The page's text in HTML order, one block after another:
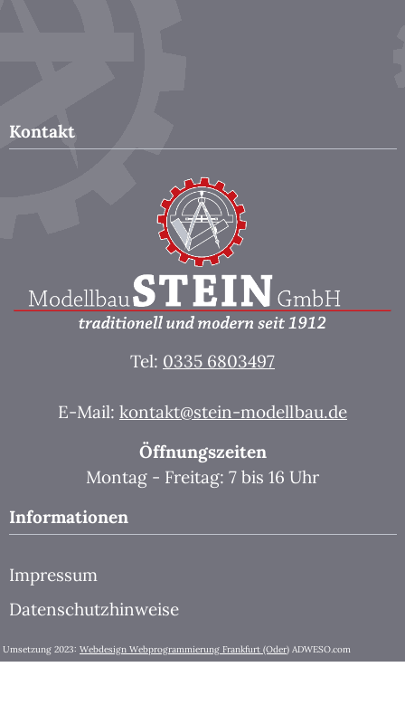
Kontakt
Tel: 0335 6803497
E-Mail: kontakt@stein-modellbau.de
Öffnungszeiten
Montag - Freitag: 7 bis 16 Uhr
Informationen
Impressum
Datenschutzhinweise
Umsetzung 2023: Webdesign Webprogrammierung Frankfurt (Oder) ADWESO.com